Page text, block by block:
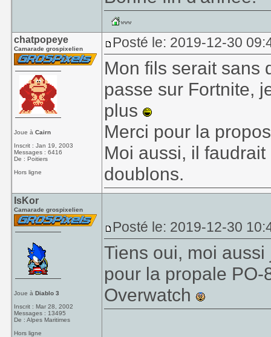
chatpopeye
Camarade grospixelien
Joue àCairn
Inscrit : Jan 19, 2003
Messages : 6416
De : Poitiers
Hors ligne
Posté le: 2019-12-30
Mon fils serait sans
passe sur Fortnite,
plus
Merci pour la
Moi aussi, il
doublons.
IsKor
Camarade grospixelien
Joue àDiablo 3
Inscrit : Mar 28, 2002
Messages : 13495
De : Alpes Maritimes
Hors ligne
Posté le: 2019-12-30
Tiens oui, moi
pour la propale
Overwatch